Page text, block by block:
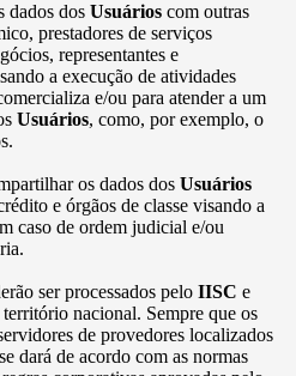
dados dos Usuários com outras
prestadores de serviços
representantes e
a execução de atividades
e/ou para atender a um
Usuários, como, por exemplo, o
os dados dos Usuários
e órgãos de classe visando a
caso de ordem judicial e/ou
ser processados pelo IISC e
nacional. Sempre que os
de provedores localizados
dará de acordo com as normas